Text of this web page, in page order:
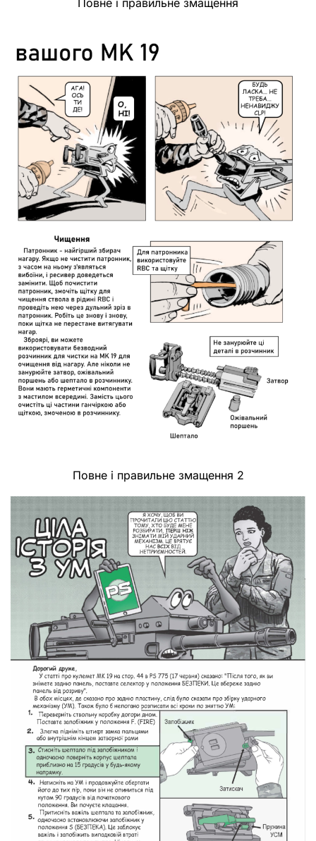
Повне і правильне змащення 2